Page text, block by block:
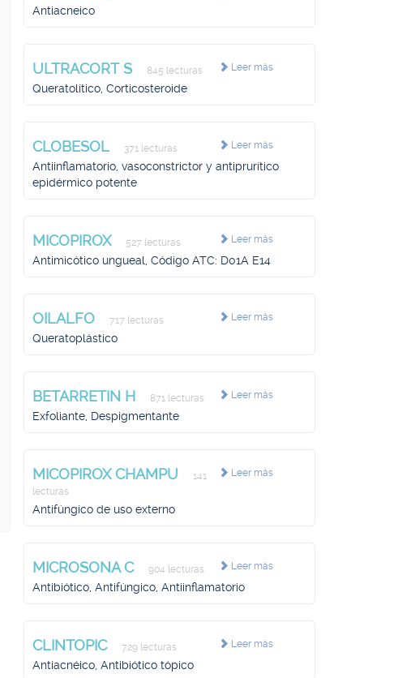
Antiacneico
Leer más
ULTRACORT S 845 lecturas
Queratolítico, Corticosteroide
Leer más
CLOBESOL 371 lecturas
Antiinflamatorio, vasoconstrictor y antiprurítico
epidérmico potente
Leer más
MICOPIROX 527 lecturas
Antimicótico ungueal, Código ATC: D01A E14
Leer más
OILALFO 717 lecturas
Queratoplástico
Leer más
BETARRETIN H 871 lecturas
Exfoliante, Despigmentante
Leer más
MICOPIROX CHAMPU
141
lecturas
Antifúngico de uso externo
Leer más
MICROSONA C 904 lecturas
Antibiótico, Antifúngico, Antiinflamatorio
Leer más
CLINTOPIC 729 lecturas
Antiacnéico, Antibiótico tópico